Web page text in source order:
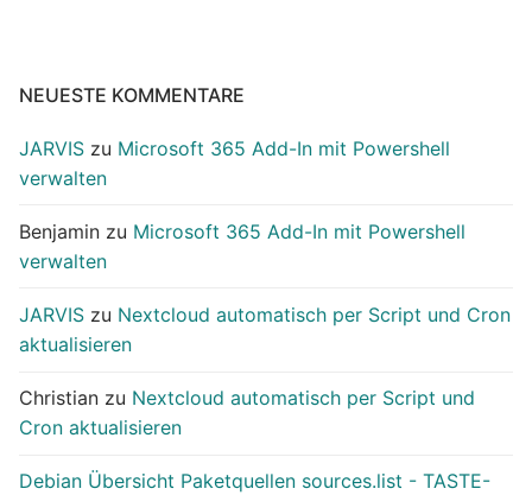
NEUESTE KOMMENTARE
JARVIS zu Microsoft 365 Add-In mit Powershell
verwalten
Benjamin zu Microsoft 365 Add-In mit Powershell
verwalten
JARVIS zu Nextcloud automatisch per Script und Cron
aktualisieren
Christian zu Nextcloud automatisch per Script und
Cron aktualisieren
Debian Übersicht Paketquellen sources.list - TASTE-